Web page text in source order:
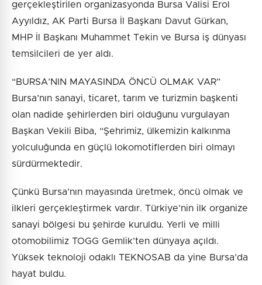
gerçekleştirilen organizasyonda Bursa Valisi Erol
Ayyıldız, AK Parti Bursa İl Başkanı Davut Gürkan,
MHP İl Başkanı Muhammet Tekin ve Bursa iş dünyası
temsilcileri de yer aldı.
“BURSA’NIN MAYASINDA ÖNCÜ OLMAK VAR”
Bursa’nın sanayi, ticaret, tarım ve turizmin başkenti
olan nadide şehirlerden biri olduğunu vurgulayan
Başkan Vekili Biba, “Şehrimiz, ülkemizin kalkınma
yolculuğunda en güçlü lokomotiflerden biri olmayı
sürdürmektedir.
Çünkü Bursa’nın mayasında üretmek, öncü olmak ve
ilkleri gerçekleştirmek vardır. Türkiye’nin ilk organize
sanayi bölgesi bu şehirde kuruldu. Yerli ve milli
otomobilimiz TOGG Gemlik’ten dünyaya açıldı.
Yüksek teknoloji odaklı TEKNOSAB da yine Bursa’da
hayat buldu.